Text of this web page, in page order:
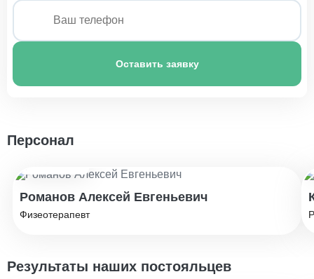
Пансионат для больных инсультом
1 200 ₽
Оставить заявку
Персонал
Романов Алексей Евгеньевич
Физеотерапевт
Результаты наших постояльцев